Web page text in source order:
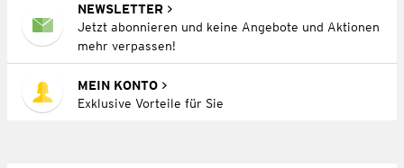
NEWSLETTER
Jetzt abonnieren und keine Angebote und Aktionen
mehr verpassen!
MEIN KONTO
Exklusive Vorteile für Sie